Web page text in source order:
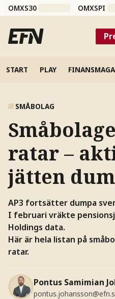
OMXS30 OMXSPI
START PLAY
SMÅBOLAG
ratar –
jätten
AP3 fortsätter dumpa
I februari vräkte
Holdings data.
Här är hela listan på
ratar.
Pontus Samimian